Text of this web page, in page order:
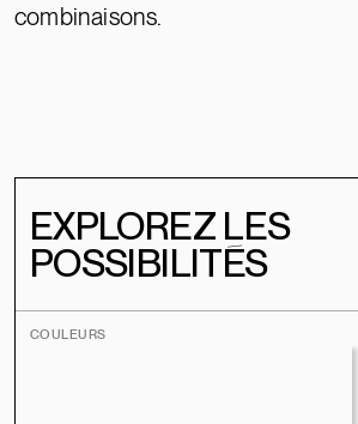
combinaisons.
EXPLOREZ LES
POSSIBILITÉS
COULEURS